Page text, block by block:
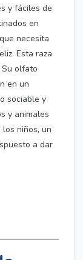
y fáciles de
en
necesita
Esta raza
olfato
en un
sociable y
y animales
niños, un
a dar